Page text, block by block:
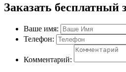
Заказать бесплатный
Ваше имя:
Телефон:
Комментарий: